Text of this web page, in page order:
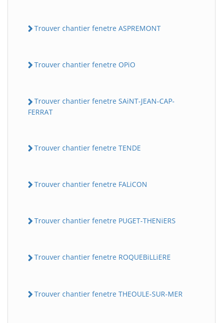
Trouver chantier fenetre ASPREMONT
Trouver chantier fenetre OPiO
Trouver chantier fenetre SAiNT-JEAN-CAP-
FERRAT
Trouver chantier fenetre TENDE
Trouver chantier fenetre FALiCON
Trouver chantier fenetre PUGET-THENiERS
Trouver chantier fenetre ROQUEBiLLiERE
Trouver chantier fenetre THEOULE-SUR-MER